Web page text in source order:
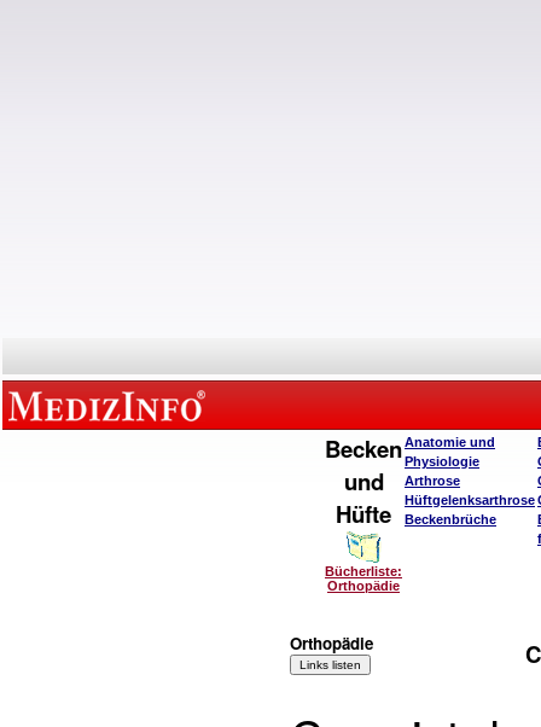
Becken
und
Hüfte
Bücherliste:
Orthopädie
Anatomie und
Physiologie
Arthrose
Hüftgelenksarthrose
Beckenbrüche
Orthopädie